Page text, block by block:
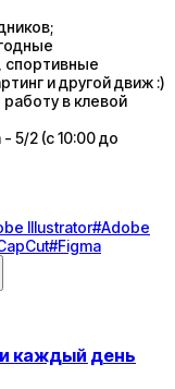
спортивные
и другой движ :)
в клевой
5/2 (с 10:00 до
Illustrator#Adobe
#Figma
каждый день